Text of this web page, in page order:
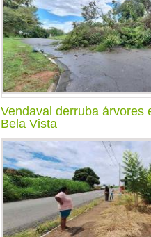
Vendaval derruba árvores
Bela Vista